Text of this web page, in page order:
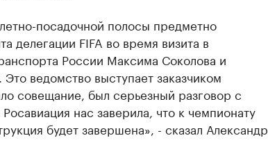
посадочной полосы предметно
делегации FIFA во время визита в
России Максима Соколова и
ведомство выступает заказчиком
совещание, был серьезный разговор с
нас заверила, что к чемпионату
будет завершена», - сказал Александр